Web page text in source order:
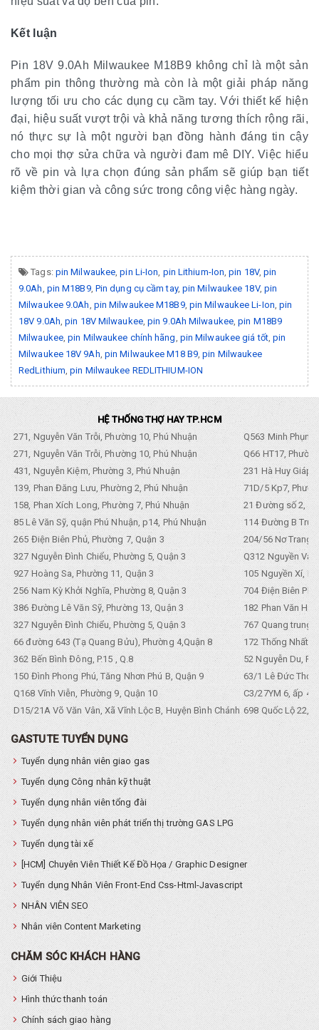
Kết luận
Pin 18V 9.0Ah Milwaukee M18B9 không chỉ là một sản
phẩm pin thông thường mà còn là một giải pháp năng
lượng tối ưu cho các dụng cụ cầm tay. Với thiết kế hiện
đại, hiệu suất vượt trội và khả năng tương thích rộng rãi,
nó thực sự là một người bạn đồng hành đáng tin cậy
cho mọi thợ sửa chữa và người đam mê DIY. Việc hiểu
rõ về pin và lựa chọn đúng sản phẩm sẽ giúp bạn tiết
kiệm thời gian và công sức trong công việc hàng ngày.
Tags: pin Milwaukee ,pin Li-Ion pin Lithium-Ion ,pin 18V,pin
9.0Ah pin M18B9, Pin dụng cụ cầm tay, pin Milwaukee 18V, pin
Milwaukee 9.0Ah pin Milwaukee M18B9, pin Milwaukee Li-Ion ,pin
18V 9.0Ah ,pin 18V Milwaukee,pin 9.0Ah Milwaukee,pin M18B9
Milwaukee,pin Milwaukee chính hãng pin Milwaukee giá tốt,pin
Milwaukee 18V 9Ah pin Milwaukee M18 B9,pin Milwaukee
RedLithium ,pin Milwaukee REDLITHIUM-ION
HỆ THỐNG THỢ HAY TP.HCM
271, Nguyễn Văn Trỗi, Phường 10, Phú Nhuận
Q563 Minh
271, Nguyễn Văn Trỗi, Phường 10, Phú Nhuận
Q66 HT17,
431, Nguyễn Kiệm, Phường 3, Phú Nhuận
231 Hà Huy Giáp,
139, Phan Đăng Lưu, Phường 2, Phú Nhuận
71D/5 Kp7,
158, Phan Xích Long, Phường 7, Phú Nhuận
21 Đường số 2,
85 Lê Văn Sỹ, quận Phú Nhuận, p14, Phú Nhuận
114 Đường B
265 Điện Biên Phủ, Phường 7, Quận 3
204/56 Nơ Trang
327 Nguyễn Đình Chiểu, Phường 5, Quận 3
Q312 Nguyền
927 Hoàng Sa, Phường 11, Quận 3
105 Nguyền Xí,
256 Nam Kỳ Khởi Nghĩa, Phường 8, Quận 3
704 Điện Biên
386 Đường Lê Văn Sỹ, Phường 13, Quận 3
182 Phan Văn
327 Nguyễn Đình Chiểu, Phường 5, Quận 3
767 Quang trung,
66 đường 643 (Tạ Quang Bửu), Phường 4,Quận 8
172 Thống Nhất.
362 Bến Bình Đông, P.15 , Q.8
52 Nguyễn Du,
150 Đình Phong Phú, Tăng Nhơn Phú B, Quận 9
63/1 Lê Đức Thọ,
Q168 Vĩnh Viễn, Phường 9, Quận 10
C3/27YM 6, ấp 4,
D15/21A Võ Văn Vân, Xã Vĩnh Lộc B, Huyện Bình Chánh 698 Quốc Lộ 22,
GASTUTE TUYỂN DỤNG
Tuyển dụng nhân viên giao gas
Tuyển dụng Công nhân kỹ thuật
Tuyển dụng nhân viên tổng đài
Tuyển dụng nhân viên phát triển thị trường GAS LPG
Tuyển dụng tài xế
[HCM] Chuyên Viên Thiết Kế Đồ Họa / Graphic Designer
Tuyển dụng Nhân Viên Front-End Css-Html-Javascript
NHÂN VIÊN SEO
Nhân viên Content Marketing
CHĂM SÓC KHÁCH HÀNG
Giới Thiệu
Hình thức thanh toán
Chính sách giao hàng